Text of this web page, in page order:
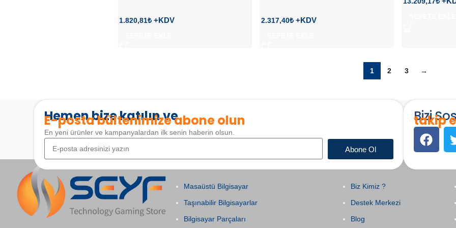
1.820,81₺ 2.317,40₺
1 2 3 →
Hemen bize katılın ve
E-posta bültenimize abone olun
En yeni ürünler ve kampanyalardan ilk senin haberin olsun.
Abone Ol
Bizi
takip
Masaüstü Bilgisayar
Taşınabilir Bilgisayarlar
Bilgisayar Parçaları
Biz Kimiz ?
Destek Merkezi
Blog